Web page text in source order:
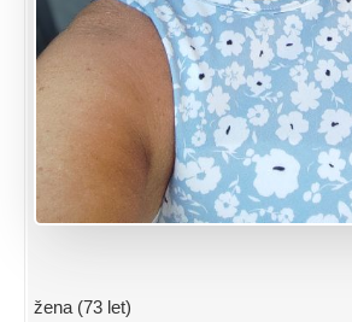
žena (73 let)